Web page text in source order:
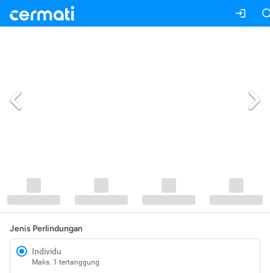
Jenis Perlindungan
Individu
Maks. 1 tertanggung